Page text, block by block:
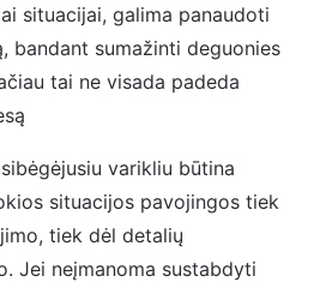
situacijai, galima panaudoti
bandant sumažinti deguonies
tai ne visada padeda
varikliu būtina
situacijos pavojingos tiek
tiek dėl detalių
Jei neįmanoma sustabdyti